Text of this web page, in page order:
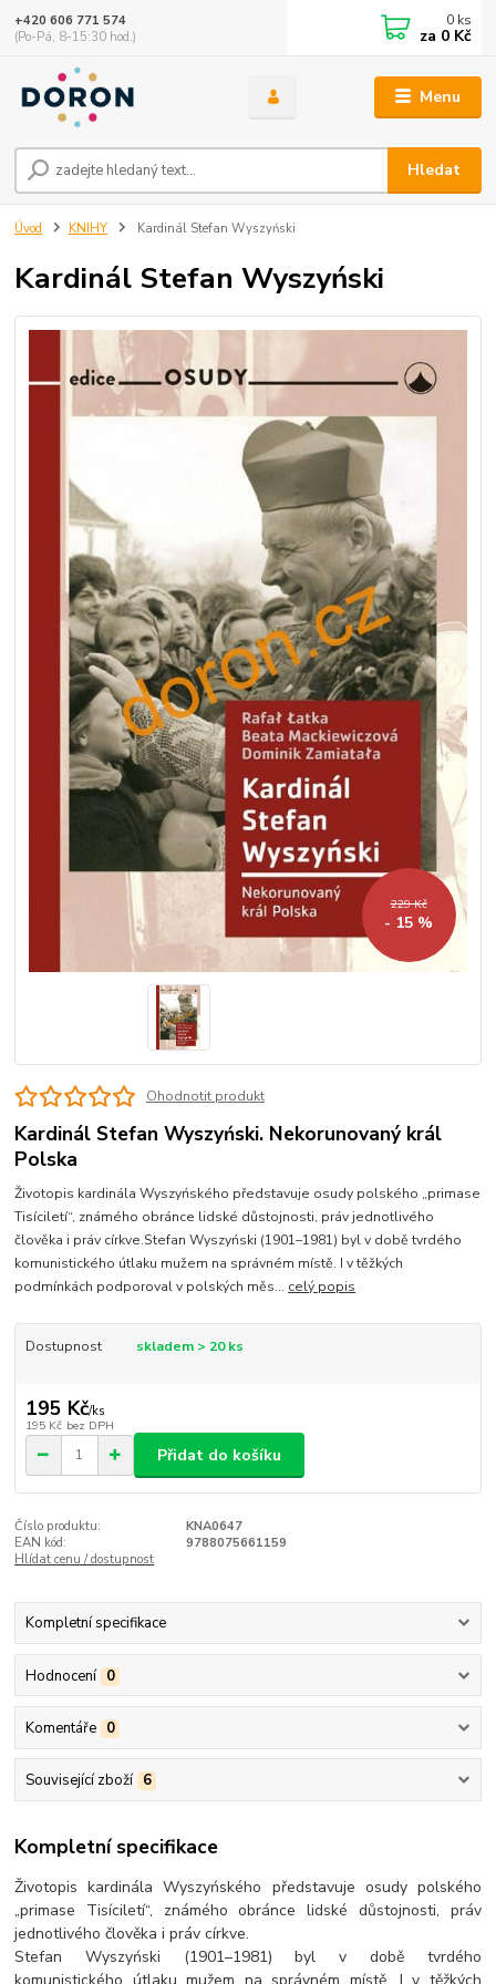
Menu
Hledat
+420 606 771 574
(Po-Pá, 8-15:30 hod.)
0 ks
za 0 Kč
Úvod KNIHY Kardinál Stefan Wyszyński
Kardinál Stefan Wyszyński
229 Kč
- 15 %
Ohodnotit produkt
Kardinál Stefan Wyszyński. Nekorunovaný král
Polska
Životopis kardinála Wyszyńského představuje osudy polského „primase
Tisíciletí“, známého obránce lidské důstojnosti, práv jednotlivého
člověka i práv církve.Stefan Wyszyński (1901–1981) byl v době tvrdého
komunistického útlaku mužem na správném místě. I v těžkých
podmínkách podporoval v polských měs... celý popis
Dostupnost skladem > 20 ks
195 Kč/ks
195 Kč bez DPH
Přidat do košíku
Číslo produktu:
KNA0647
EAN kód:
9788075661159
Hlídat cenu / dostupnost
Kompletní specifikace
Hodnocení 0
Komentáře 0
Související zboží 6
Kompletní specifikace
Životopis kardinála Wyszyńského představuje osudy polského
„primase Tisíciletí“, známého obránce lidské důstojnosti, práv
jednotlivého člověka i práv církve.
Stefan Wyszyński (1901–1981) byl v době tvrdého
komunistického útlaku mužem na správném místě. I v těžkých